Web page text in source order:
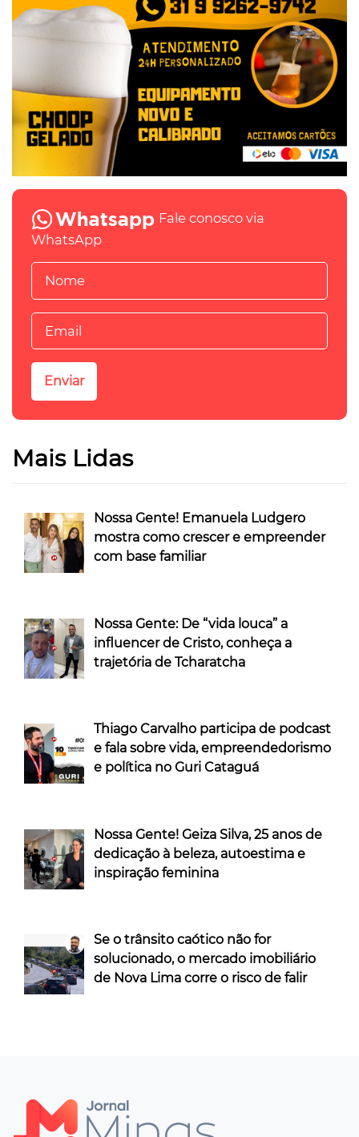
Fale conosco via
WhatsApp
Mais Lidas
Nossa Gente! Emanuela Ludgero
mostra como crescer e empreender
com base familiar
Nossa Gente: De “vida louca” a
influencer de Cristo, conheça a
trajetória de Tcharatcha
Thiago Carvalho participa de podcast
e fala sobre vida, empreendedorismo
e política no Guri Cataguá
Nossa Gente! Geiza Silva, 25 anos de
dedicação à beleza, autoestima e
inspiração feminina
Se o trânsito caótico não for
solucionado, o mercado imobiliário
de Nova Lima corre o risco de falir